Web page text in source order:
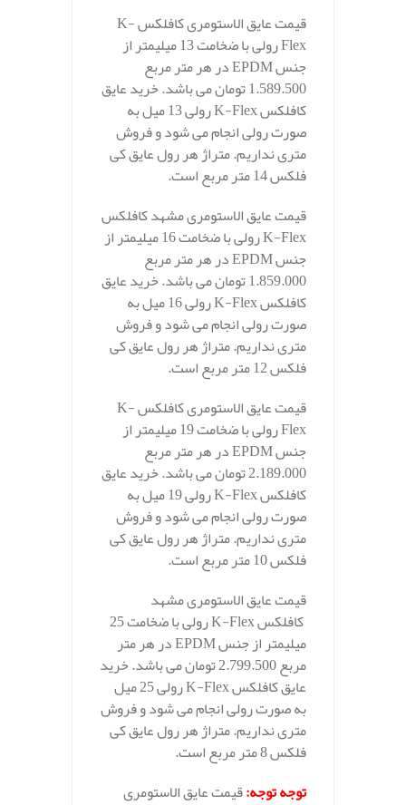
قیمت عایق الاستومری کافلکس K-
Flex رولی با ضخامت 13 میلیمتر از
جنس EPDM در هر متر مربع
1.589.500 تومان می باشد. خرید عایق
کافلکس K-Flex رولی 13 میل به
صورت رولی انجام می شود و فروش
متری نداریم. متراژ هر رول عایق کی
فلکس 14 متر مربع است.
قیمت عایق الاستومری مشهد کافلکس
K-Flex رولی با ضخامت 16 میلیمتر از
جنس EPDM در هر متر مربع
1.859.000 تومان می باشد. خرید عایق
کافلکس K-Flex رولی 16 میل به
صورت رولی انجام می شود و فروش
متری نداریم. متراژ هر رول عایق کی
فلکس 12 متر مربع است.
قیمت عایق الاستومری کافلکس K-
Flex رولی با ضخامت 19 میلیمتر از
جنس EPDM در هر متر مربع
2.189.000 تومان می باشد. خرید عایق
کافلکس K-Flex رولی 19 میل به
صورت رولی انجام می شود و فروش
متری نداریم. متراژ هر رول عایق کی
فلکس 10 متر مربع است.
قیمت عایق الاستومری مشهد
کافلکس K-Flex رولی با ضخامت 25
میلیمتر از جنس EPDM در هر متر
مربع 2.799.500 تومان می باشد. خرید
عایق کافلکس K-Flex رولی 25 میل
به صورت رولی انجام می شود و فروش
متری نداریم. متراژ هر رول عایق کی
فلکس 8 متر مربع است.
توجه توجه:قیمت عایق الاستومری